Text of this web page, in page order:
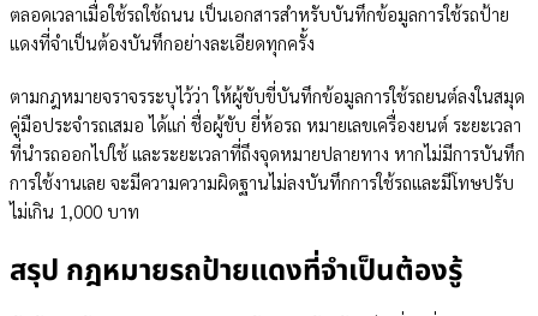
ตลอดเวลาเมื่อใช้รถใช้ถนน เป็นเอกสารสำหรับบันทึกข้อมูลการใช้รถป้าย
แดงที่จำเป็นต้องบันทึกอย่างละเอียดทุกครั้ง
ตามกฎหมายจราจรระบุไว้ว่า ให้ผู้ขับขี่บันทึกข้อมูลการใช้รถยนต์ลงในสมุด
คู่มือประจำรถเสมอ ได้แก่ ชื่อผู้ขับ ยี่ห้อรถ หมายเลขเครื่องยนต์ ระยะเวลา
ที่นำรถออกไปใช้ และระยะเวลาที่ถึงจุดหมายปลายทาง หากไม่มีการบันทึก
การใช้งานเลย จะมีความความผิดฐานไม่ลงบันทึกการใช้รถและมีโทษปรับ
ไม่เกิน 1,000 บาท
สรุป กฎหมายรถป้ายแดงที่จำเป็นต้องรู้